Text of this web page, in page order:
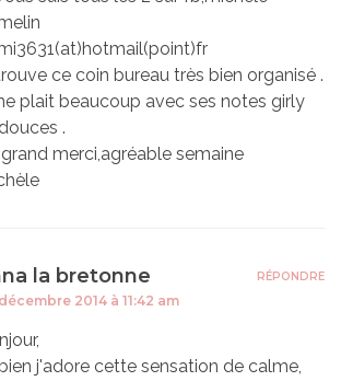
ce coin bureau très bien organisé .
plait beaucoup avec ses notes girly
.
merci,agréable semaine
la bretonne
2014 à 11:42 am
j'adore cette sensation de calme,
RÉPONDRE